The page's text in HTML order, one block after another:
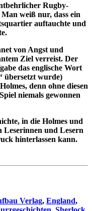
Rugby-
weiß nur, dass ein
auftauchte und
von Angst und
Ziel verreist. Der
das englische Wort
übersetzt wurde)
denn ohne diesen
niemals gewonnen
in die Holmes und
Leserinnen und Lesern
hinterlassen kann.
Verlag, England,